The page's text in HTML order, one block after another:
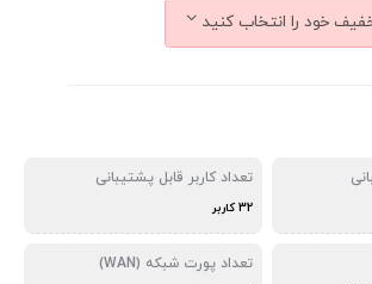
خود را انتخاب کنید
تعداد کاربر قابل پشتیبانی
32 کاربر
تعداد پورت شبکه (WAN)